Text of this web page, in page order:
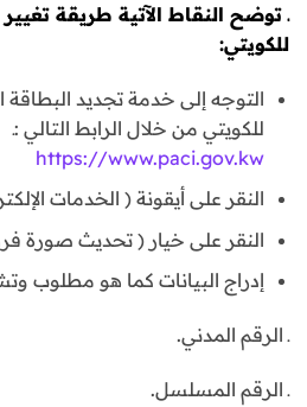
ـ توضح النقاط الآتية طريقة
للكويتي:
التوجه إلى خدمة تجديد البطاقة
للكويتي من خلال الرابط التالي :ـ
https://www.paci.gov.kw
النقر على أيقونة ( الخدمات
النقر على خيار ( تحديث صورة
إدراج البيانات كما هو مطلوب
ـ الرقم المدني.
ـ الرقم المسلسل.